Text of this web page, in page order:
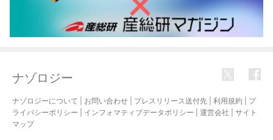
ナゾロジー
ナゾロジーについて お問い合わせ プレスリリース送付先 利用規約
プ
ライバシーポリシー
インフォマティブデータポリシー 運営会社
サイト
マップ